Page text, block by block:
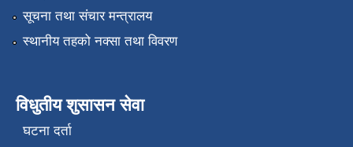
सूचना तथा संचार मन्त्रालय
स्थानीय तहको नक्सा तथा विवरण
विधुतीय शुसासन सेवा
घटना दर्ता